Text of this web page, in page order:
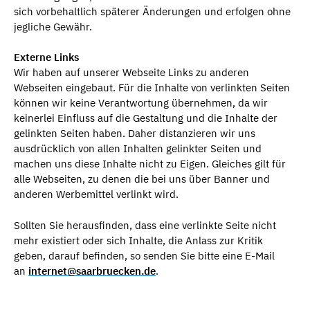
sich vorbehaltlich späterer Änderungen und erfolgen ohne
jegliche Gewähr.
Externe Links
Wir haben auf unserer Webseite Links zu anderen
Webseiten eingebaut. Für die Inhalte von verlinkten Seiten
können wir keine Verantwortung übernehmen, da wir
keinerlei Einfluss auf die Gestaltung und die Inhalte der
gelinkten Seiten haben. Daher distanzieren wir uns
ausdrücklich von allen Inhalten gelinkter Seiten und
machen uns diese Inhalte nicht zu Eigen. Gleiches gilt für
alle Webseiten, zu denen die bei uns über Banner und
anderen Werbemittel verlinkt wird.
Sollten Sie herausfinden, dass eine verlinkte Seite nicht
mehr existiert oder sich Inhalte, die Anlass zur Kritik
geben, darauf befinden, so senden Sie bitte eine E-Mail
an internet@saarbruecken.de.